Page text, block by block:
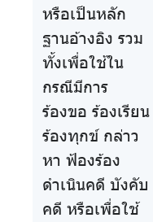
หรือเป็นหลัก
ฐานอ้างอิง รวม
ทั้งเพื่อใช้ใน
กรณีมีการ
ร้องขอ ร้องเรียน
ร้องทุกข์ กล่าว
หา ฟ้องร้อง
ดำเนินคดี บังคับ
คดี หรือเพื่อใช้